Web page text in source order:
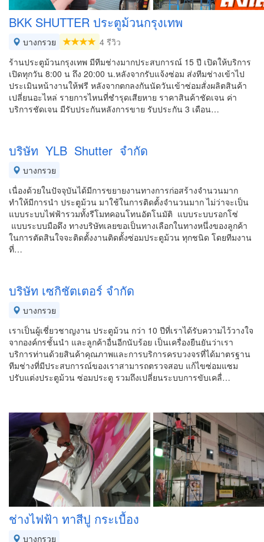
BKK SHUTTER ประตูม้วนกรุงเทพ
บางกรวย
4 รีวิว
ร้านประตูม้วนกรุงเทพ มีทีมช่างมากประสบการณ์ 15 ปี เปิดให้บริการ
เปิดทุกวัน 8:00 น ถึง 20:00 น.หลังจากรับแจ้งซ่อม ส่งทีมช่างเข้าไป
ประเมินหน้างานให้ฟรี หลังจากตกลงกันนัดวันเข้าซ่อมสั่งผลิตสินค้า
เปลี่ยนอะไหล่ รายการไหนที่ชำรุดเสียหาย ราคาสินค้าชัดเจน ค่า
บริการชัดเจน มีรับประกันหลังการขาย รับประกัน 3 เดือน…
บริษัท YLB Shutter จำกัด
บางกรวย
เนื่องด้วยในปัจจุบันได้มีการขยายงานทางการก่อสร้างจำนวนมาก
ทำให้มีการนำ ประตูม้วน มาใช้ในการติดตั้งจำนวนมาก ไม่ว่าจะเป็น
แบบระบบไฟฟ้ารวมทั้งรีโมทคอนโทนอัตโนมัติ แบบระบบรอกโซ่
แบบระบบมือดึง ทางบริษัทเลยขอเป็นทางเลือกในทางหนึ่งของลูกค้า
ในการตัดสินใจจะติดตั้งงานติดตั้งซ่อมประตูม้วน ทุกชนิด โดยทีมงาน
ที่…
บริษัท เซกิชัตเตอร์ จำกัด
บางกรวย
เราเป็นผู้เชี่ยวชาญงาน ประตูม้วน กว่า 10 ปีที่เราได้รับความไว้วางใจ
จากองค์กรชั้นนำ และลูกค้าอื่นอีกนับร้อย เป็นเครื่องยืนยันว่าเรา
บริการท่านด้วยสินค้าคุณภาพและการบริการครบวงจรที่ได้มาตรฐาน
ทีมช่างที่มีประสบการณ์ของเราสามารถตรวจสอบ แก้ไขซ่อมแซม
ปรับแต่งประตูม้วน ซ่อมประตู รวมถึงเปลี่ยนระบบการขับเคลื่…
ช่างไฟฟ้า ทาสีปู กระเบื้อง
บางกรวย